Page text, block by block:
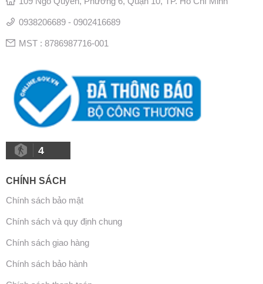
0938206689 - 0902416689
MST : 8786987716-001
4
CHÍNH SÁCH
Chính sách bảo mật
Chính sách và quy định chung
Chính sách giao hàng
Chính sách bảo hành